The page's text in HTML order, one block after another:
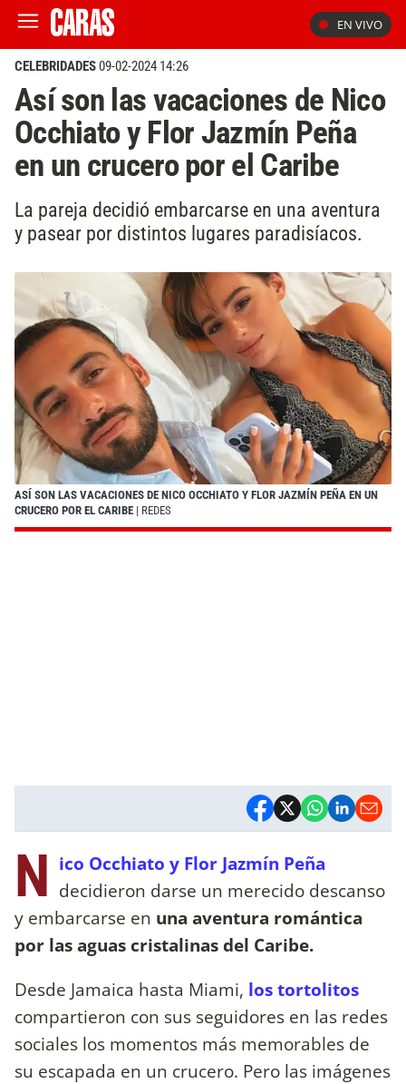
EN VIVO
CELEBRIDADES09-02-2024 14:26
Así son las vacaciones de Nico
Occhiato y Flor Jazmín Peña
en un crucero por el Caribe
La pareja decidió embarcarse en una aventura
y pasear por distintos lugares paradisíacos.
ASÍ SON LAS VACACIONES DE NICO OCCHIATO Y FLOR JAZMÍN PEÑA EN UN
CRUCERO POR EL CARIBE | REDES
N ico Occhiato y Flor Jazmín Peña
decidieron darse un merecido descanso
y embarcarse en una aventura romántica
por las aguas cristalinas del Caribe.
Desde Jamaica hasta Miami, los tortolitos
compartieron con sus seguidores en las redes
sociales los momentos más memorables de
su escapada en un crucero. Pero las imágenes